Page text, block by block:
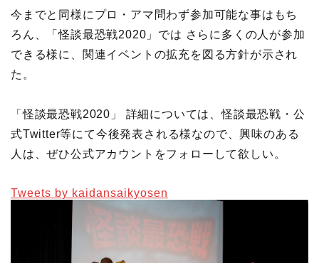
今までと同様にプロ・アマ問わず参加可能な事はもち
ろん、「怪談最恐戦2020」では さらに多くの人が参加
できる様に、関連イベントの拡充を図る方針が示され
た。
「怪談最恐戦2020」 詳細については、怪談最恐戦・公
式Twitter等にて今後発表される様なので、興味のある
人は、ぜひ公式アカウントをフォローして欲しい。
Tweets by kaidansaikyosen